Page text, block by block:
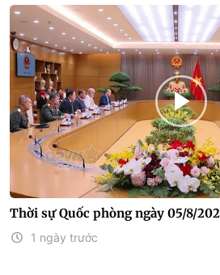
Thời sự Quốc phòng ngày 05/8/
1 ngày trước